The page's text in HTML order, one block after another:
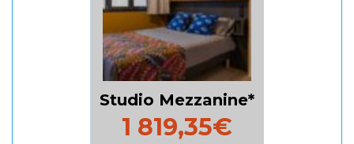
Studio Mezzanine
1 819,35€